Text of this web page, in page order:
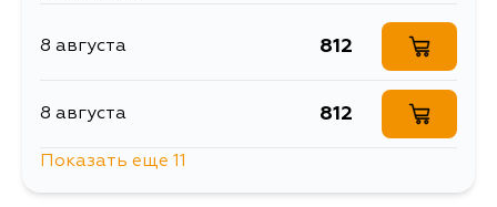
8 августа 812
8 августа 812
Показать еще 11